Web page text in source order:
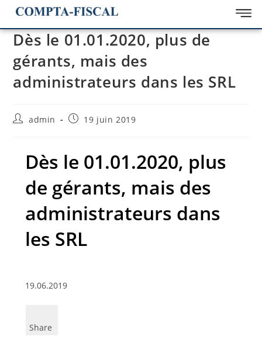
Dès le 01.01.2020, plus de
gérants, mais des
administrateurs dans les SRL
admin 19 juin 2019
Dès le 01.01.2020, plus
de gérants, mais des
administrateurs dans
les SRL
19.06.2019
Share